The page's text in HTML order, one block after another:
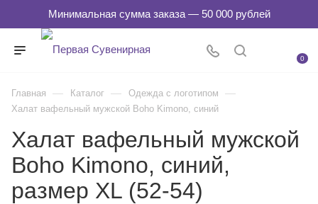
0
Главная — Каталог — Одежда с логотипом —
Халат вафельный мужской Boho Kimono, синий
Халат вафельный мужской
Boho Kimono, синий,
размер XL (52-54)